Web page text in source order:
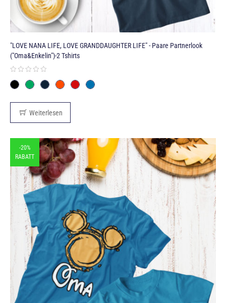
"LOVE NANA LIFE, LOVE GRANDDAUGHTER LIFE" - Paare Partnerlook
("Oma&Enkelin")-2 Tshirts
Weiterlesen
-20%
RABATT